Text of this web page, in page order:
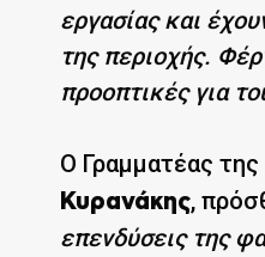
εργασίας και
της περιοχής.
προοπτικές για
Ο Γραμματέας
Κυρανάκης,
επενδύσεις της